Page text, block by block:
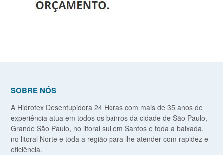
SOBRE NÓS
A Hidrotex Desentupidora 24 Horas com mais de 35 anos de
experiência atua em todos os bairros da cidade de São Paulo,
Grande São Paulo, no litoral sul em Santos e toda a baixada,
no litoral Norte e toda a região para lhe atender com rapidez e
eficiência.